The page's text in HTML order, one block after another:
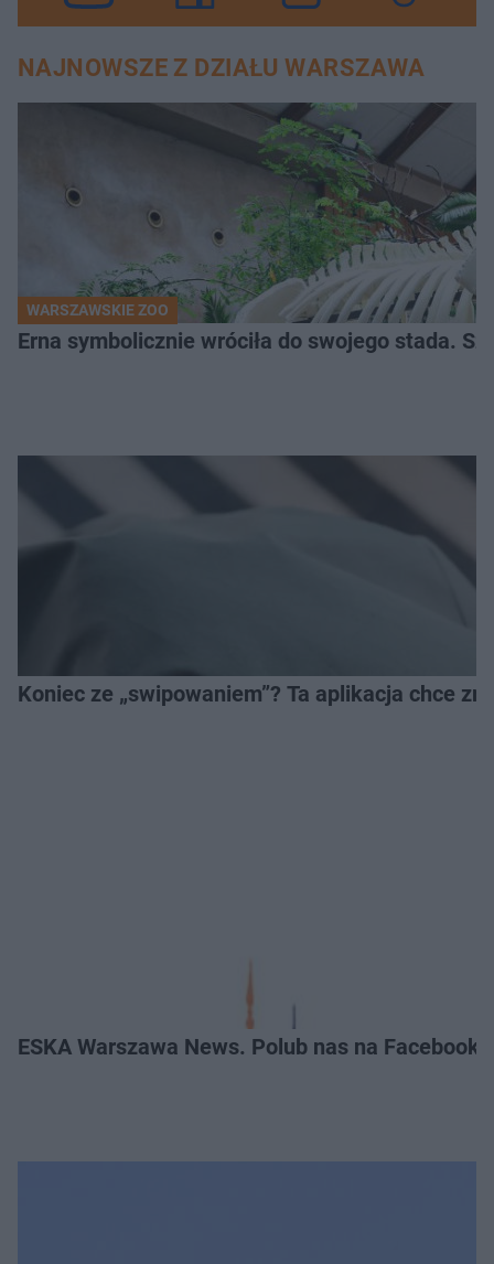
NAJNOWSZE Z DZIAŁU WARSZAWA
WARSZAWSKIE ZOO
Erna symbolicznie wróciła do swojego stada.
Koniec ze „swipowaniem”? Ta aplikacja chce
ESKA Warszawa News. Polub nas na